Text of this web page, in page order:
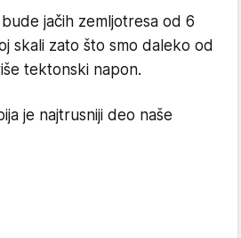
jačih zemljotresa od 6
skali zato što smo daleko od
tektonski napon.
je najtrusniji deo naše